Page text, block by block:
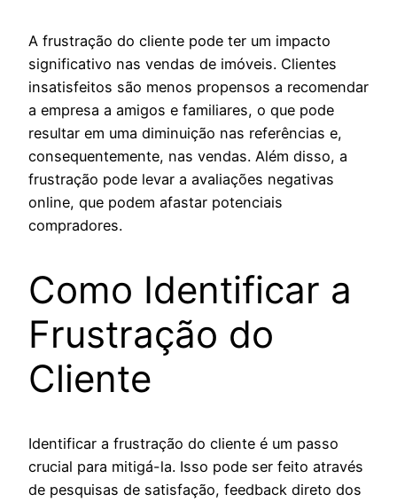
A frustração do cliente pode ter um impacto
significativo nas vendas de imóveis. Clientes
insatisfeitos são menos propensos a recomendar
a empresa a amigos e familiares, o que pode
resultar em uma diminuição nas referências e,
consequentemente, nas vendas. Além disso, a
frustração pode levar a avaliações negativas
online, que podem afastar potenciais
compradores.
Como Identificar a
Frustração do
Cliente
Identificar a frustração do cliente é um passo
crucial para mitigá-la. Isso pode ser feito através
de pesquisas de satisfação, feedback direto dos